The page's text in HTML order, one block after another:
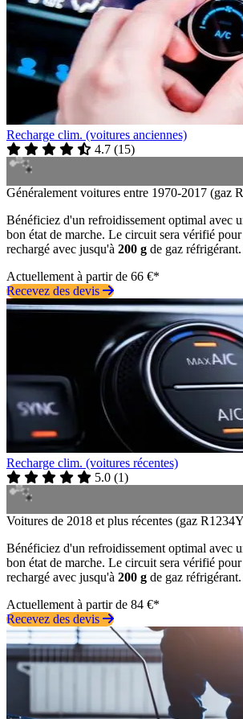
Recharge clim. (voitures anciennes)
4.7 (15)
Généralement voitures entre 1970-2017 (gaz
Bénéficiez d'un refroidissement optimal avec
bon état de marche. Le circuit sera vérifié
rechargé avec jusqu'à 200 g de gaz réfrigérant.
Actuellement à partir de 66 €*
Recevez des devis
Recharge clim. (voitures récentes)
5.0 (1)
Voitures de 2018 et plus récentes (gaz
Bénéficiez d'un refroidissement optimal avec
bon état de marche. Le circuit sera vérifié
rechargé avec jusqu'à 200 g de gaz réfrigérant.
Actuellement à partir de 84 €*
Recevez des devis